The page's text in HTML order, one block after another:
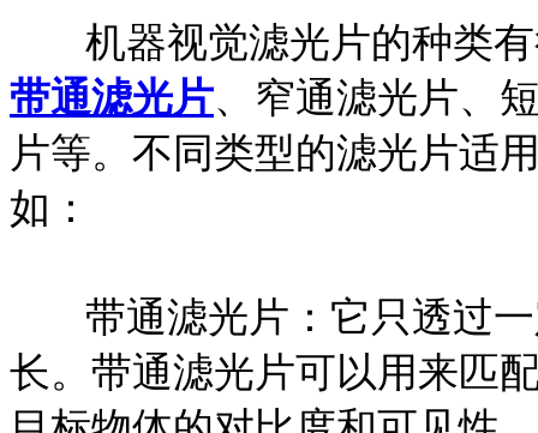
机器视觉滤光片的种类
带通滤光片、窄通滤光片、
片等。不同类型的滤光片适
如：
带通滤光片：它只透过
长。带通滤光片可以用来匹